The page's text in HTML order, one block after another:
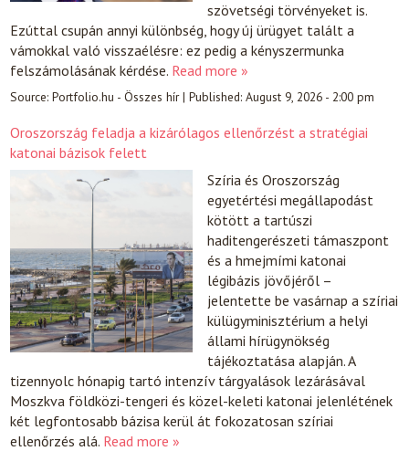
szövetségi törvényeket is.
Ezúttal csupán annyi különbség, hogy új ürügyet talált a
vámokkal való visszaélésre: ez pedig a kényszermunka
felszámolásának kérdése. Read more »
Source:Portfolio.hu - Összes hír|Published:August 9, 2026 - 2:00 pm
Oroszország feladja a kizárólagos ellenőrzést a stratégiai
katonai bázisok felett
Szíria és Oroszország
egyetértési megállapodást
kötött a tartúszi
haditengerészeti támaszpont
és a hmejmími katonai
légibázis jövőjéről –
jelentette be vasárnap a szíriai
külügyminisztérium a helyi
állami hírügynökség
tájékoztatása alapján. A
tizennyolc hónapig tartó intenzív tárgyalások lezárásával
Moszkva földközi-tengeri és közel-keleti katonai jelenlétének
két legfontosabb bázisa kerül át fokozatosan szíriai
ellenőrzés alá. Read more »